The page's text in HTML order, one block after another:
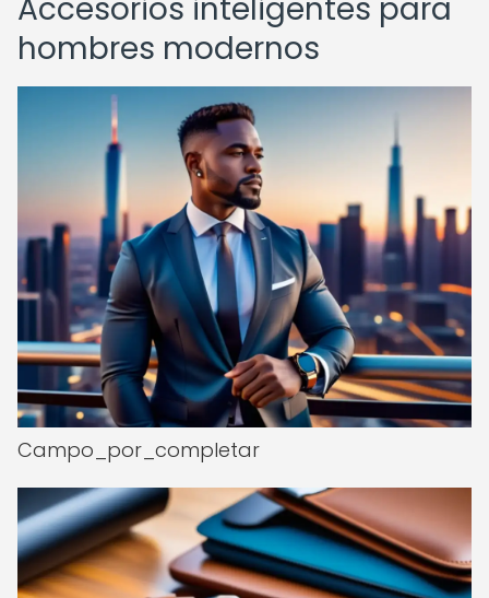
Accesorios inteligentes para
hombres modernos
Campo_por_completar